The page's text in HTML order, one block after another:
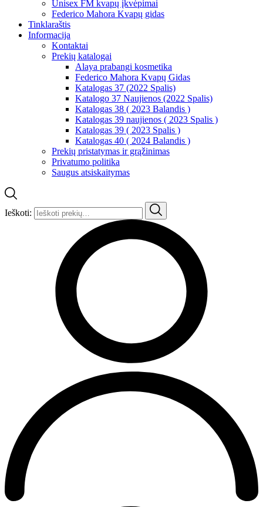
Unisex FM kvapų įkvėpimai
Federico Mahora Kvapų gidas
Tinklaraštis
Informacija
Kontaktai
Prekių katalogai
Alaya prabangi kosmetika
Federico Mahora Kvapų Gidas
Katalogas 37 (2022 Spalis)
Katalogo 37 Naujienos (2022 Spalis)
Katalogas 38 ( 2023 Balandis )
Katalogas 39 naujienos ( 2023 Spalis )
Katalogas 39 ( 2023 Spalis )
Katalogas 40 ( 2024 Balandis )
Prekių pristatymas ir grąžinimas
Privatumo politika
Saugus atsiskaitymas
Ieškoti: